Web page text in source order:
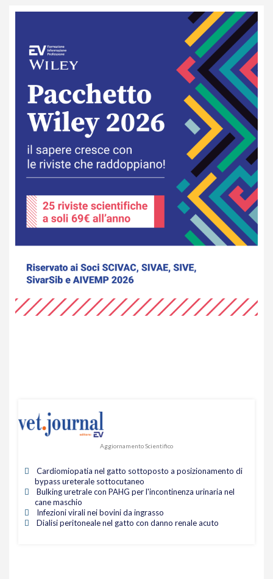
Aggiornamento Scientifico
Cardiomiopatia nel gatto sottoposto a posizionamento di
bypass ureterale sottocutaneo
Bulking uretrale con PAHG per l'incontinenza urinaria nel
cane maschio
Infezioni virali nei bovini da ingrasso
Dialisi peritoneale nel gatto con danno renale acuto